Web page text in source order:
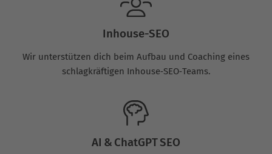
Inhouse-SEO
Wir unterstützen dich beim Aufbau und Coaching eines
schlagkräftigen Inhouse‑SEO‑Teams.
AI & ChatGPT SEO